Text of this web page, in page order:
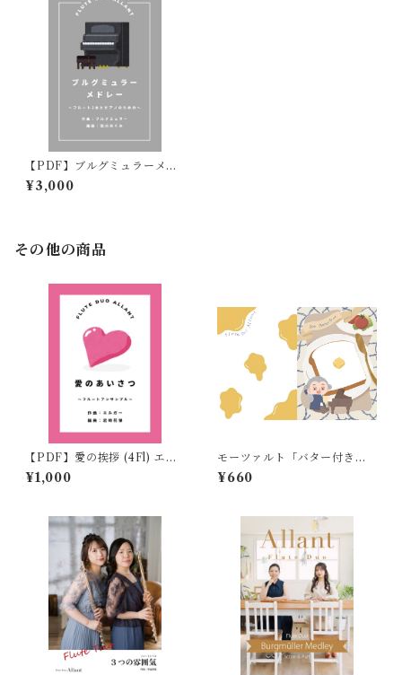
【PDF】ブルグミュラーメド
レー (2Fl＋Pf) 編曲:田川めぐ
み
¥3,000
その他の商品
【PDF】愛の挨拶 (4Fl) エル
ガー作曲 / 編曲:岩崎花保
¥1,000
モーツァルト「バター付きパ
ン」ファイル
¥660